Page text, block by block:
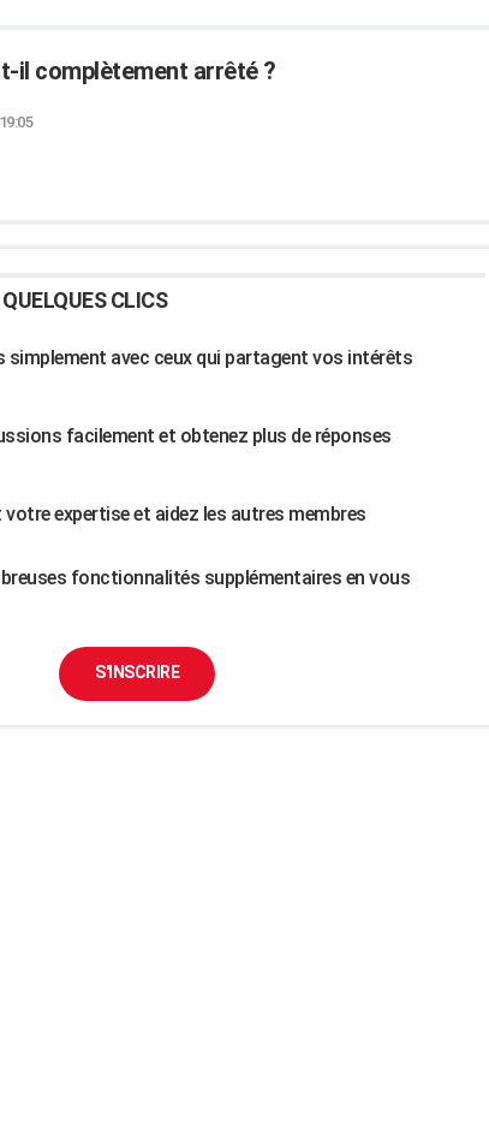
il complètement arrêté ?
CLICS
simplement avec ceux qui partagent vos intérêts
facilement et obtenez plus de réponses
expertise et aidez les autres membres
fonctionnalités supplémentaires en vous
S'INSCRIRE